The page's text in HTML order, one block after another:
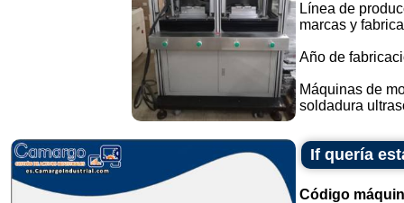
Línea de
marcas y
Año de
Máquinas de
soldadura
If quería
Código